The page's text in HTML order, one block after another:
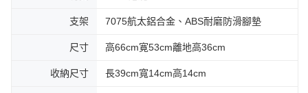
支架 7075航太鋁合金、ABS耐磨防滑腳墊
尺寸 高66cm寛53cm離地高36cm
收納尺寸 長39cm寬14cm高14cm